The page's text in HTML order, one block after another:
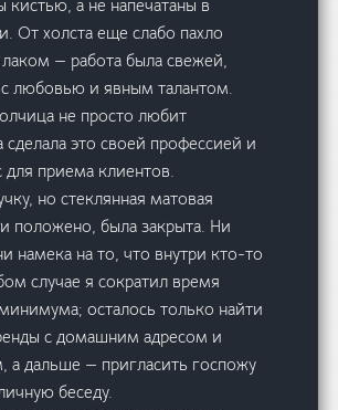
кистью, а не напечатаны в
От холста еще слабо пахло
— работа была свежей,
любовью и явным талантом.
не просто любит
сделала это своей профессией и
для приема клиентов.
но стеклянная матовая
положено, была закрыта. Ни
намека на то, что внутри кто-то
случае я сократил время
осталось только найти
с домашним адресом и
а дальше — пригласить госпожу
беседу.